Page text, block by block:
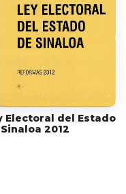
Electoral del Estado
2012